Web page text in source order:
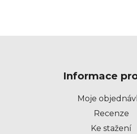
Informace
Moje
Recenze
Ke stažení